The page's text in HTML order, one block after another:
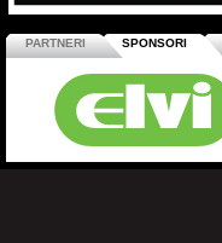
PARTNERI SPONSORI